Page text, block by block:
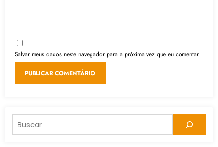
Salvar meus dados neste navegador para a próxima vez que eu comentar.
Pesquisar